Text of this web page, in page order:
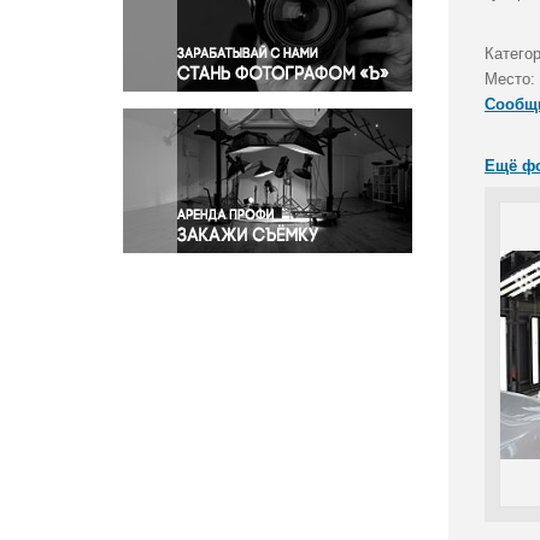
Правосудие
Происшествия и конфликты
Религия
Светская жизнь
Спорт
Экология
Экономика и бизнес
Место:
Ещё